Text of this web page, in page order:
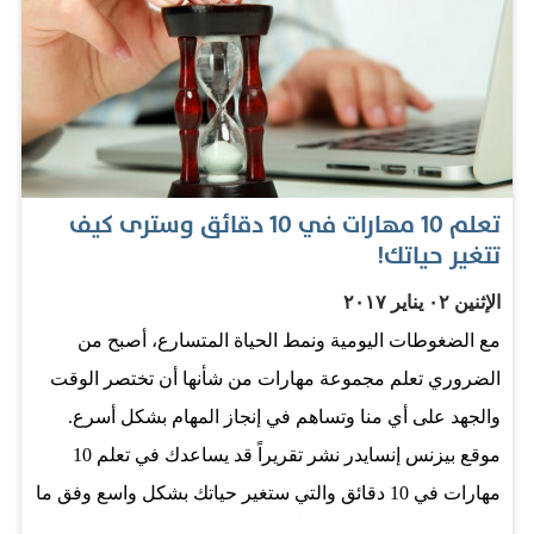
في مؤسسة «زيليرباك فاميلي»، في جلسة بعنوان «القوة
الكامنة للإيجابية»، خلال فعاليات القمة العالمية للحكومات
في دبي، إن «وزارة السعادة لا تعكس الفرح فقط، بل الصحة
الجسدية كذلك، فالناس الذين لا يستسلمون للصعوبات هم
المتفائلون والإيجابيون الذين لديهم أمل في المستقبل». وأشار
إلى أن «المهارات التي يستخدمها الناس حالياً للتخلص من
الإحباط والقلق تختلف عن تلك التي يستخدمها الناس ليكونوا
سعداء، كما نستطيع أن نلاحظ اكتشافنا، لأنه من الممكن
تحقيق السعادة ضمن وحدات أكبر، وفي أوطان كاملة»، في
إشارة إلى وزارة السعادة في الإمارات. ومارتن سيليغمان، هو
مؤسس مركز علم النفس الإيجابي، بجامعة بنسلفانيا، ورئيس
جمعية أطباء النفس الأميركيين، وهو العلم الذي يهدف إلى
دراسة مكامن القوة في شخصية الإنسان، وكيف أنها تحوّل
حياته…
تعلم 10 مهارات في 10 دقائق وسترى كيف
تتغير حياتك!
الإثنين ٠٢ يناير ٢٠١٧
مع الضغوطات اليومية ونمط الحياة المتسارع، أصبح من
الضروري تعلم مجموعة مهارات من شأنها أن تختصر الوقت
والجهد على أي منا وتساهم في إنجاز المهام بشكل أسرع.
موقع بيزنس إنسايدر نشر تقريراً قد يساعدك في تعلم 10
مهارات في 10 دقائق والتي ستغير حياتك بشكل واسع وفق ما